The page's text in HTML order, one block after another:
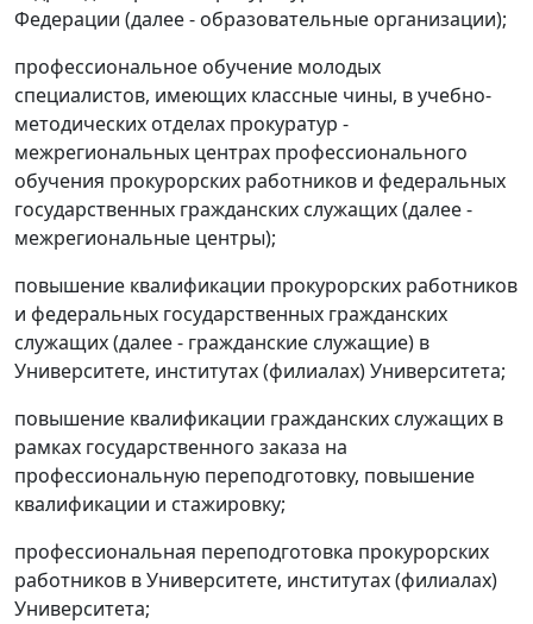
Федерации (далее - образовательные организации);
профессиональное обучение молодых
специалистов, имеющих классные чины, в учебно-
методических отделах прокуратур -
межрегиональных центрах профессионального
обучения прокурорских работников и федеральных
государственных гражданских служащих (далее -
межрегиональные центры);
повышение квалификации прокурорских работников
и федеральных государственных гражданских
служащих (далее - гражданские служащие) в
Университете, институтах (филиалах) Университета;
повышение квалификации гражданских служащих в
рамках государственного заказа на
профессиональную переподготовку, повышение
квалификации и стажировку;
профессиональная переподготовка прокурорских
работников в Университете, институтах (филиалах)
Университета;